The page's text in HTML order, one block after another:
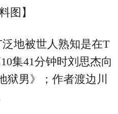
图】
地被世人熟知是在T
集41分钟时刘思杰向
狱男》；作者渡边川